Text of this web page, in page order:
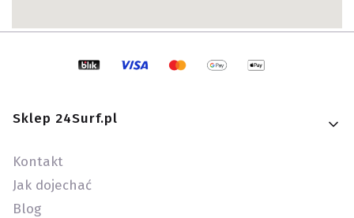
Linki w stopce
Sklep 24Surf.pl
Kontakt
Jak dojechać
Blog